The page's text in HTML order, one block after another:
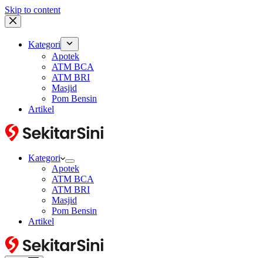
Skip to content
Kategori
Apotek
ATM BCA
ATM BRI
Masjid
Pom Bensin
Artikel
Kategori
Apotek
ATM BCA
ATM BRI
Masjid
Pom Bensin
Artikel